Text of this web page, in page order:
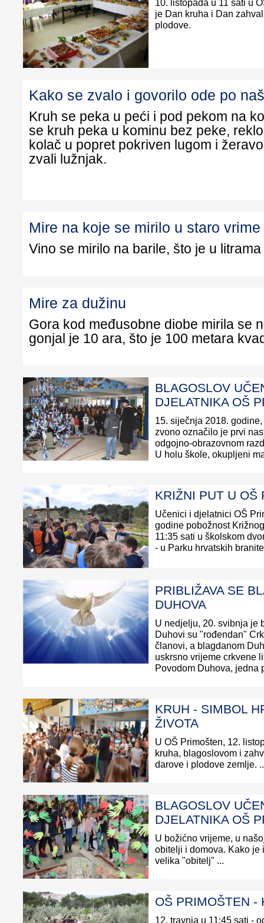
10. listopada u 11 sati u
je Dan kruha i Dan
plodove.
Kako se zvalo i govorilo ode po
Kruh se peka u peći i pod pekom na
se kruh peka u kominu bez peke,
kolač u popret pokriven lugom i
zvali lužnjak.
Mire na koje se mirilo u staro vrime
Vino se mirilo na barile, što je u
Mire za dužinu
Gora kod međusobne diobe mirila se
gonjal je 10 ara, što je 100 metara
BLAGOSLOV
DJELATNIKA OŠ
15. siječnja 2018.
zvono označilo je prvi
odgojno-obrazovnom
U holu škole, okupljeni
KRIŽNI PUT U OŠ
Učenici i djelatnici OŠ
godine pobožnost
11:35 sati u školskom
- u Parku hrvatskih
PRIBLIŽAVA SE
DUHOVA
U nedjelju, 20. svibnja je
Duhovi su "rođendan"
članovi, a blagdanom
uskrsno vrijeme crkvene
Povodom Duhova, jedna
KRUH - SIMBOL
ŽIVOTA
U OŠ Primošten, 12.
kruha, blagoslovom i
darove i plodove zemlje.
BLAGOSLOV
DJELATNIKA OŠ
U božićno vrijeme, u
obitelji i domova. Kako je
velika "obitelj" ...
OŠ PRIMOŠTEN -
12. travnja u 11:45 sati -